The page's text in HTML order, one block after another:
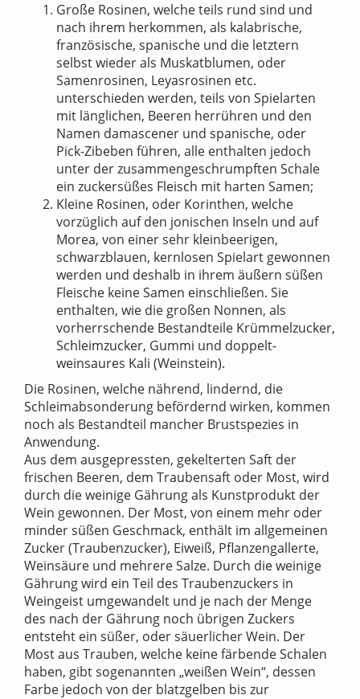
Große Rosinen, welche teils rund sind und
nach ihrem herkommen, als kalabrische,
französische, spanische und die letztern
selbst wieder als Muskatblumen, oder
Samenrosinen, Leyasrosinen etc.
unterschieden werden, teils von Spielarten
mit länglichen, Beeren herrühren und den
Namen damascener und spanische, oder
Pick-Zibeben führen, alle enthalten jedoch
unter der zusammengeschrumpften Schale
ein zuckersüßes Fleisch mit harten Samen;
Kleine Rosinen, oder Korinthen, welche
vorzüglich auf den jonischen Inseln und auf
Morea, von einer sehr kleinbeerigen,
schwarzblauen, kernlosen Spielart gewonnen
werden und deshalb in ihrem äußern süßen
Fleische keine Samen einschließen. Sie
enthalten, wie die großen Nonnen, als
vorherrschende Bestandteile Krümmelzucker,
Schleimzucker, Gummi und doppelt-
weinsaures Kali (Weinstein).
Die Rosinen, welche nährend, lindernd, die
Schleimabsonderung befördernd wirken, kommen
noch als Bestandteil mancher Brustspezies in
Anwendung.
Aus dem ausgepressten, gekelterten Saft der
frischen Beeren, dem Traubensaft oder Most, wird
durch die weinige Gährung als Kunstprodukt der
Wein gewonnen. Der Most, von einem mehr oder
minder süßen Geschmack, enthält im allgemeinen
Zucker (Traubenzucker), Eiweiß, Pflanzengallerte,
Weinsäure und mehrere Salze. Durch die weinige
Gährung wird ein Teil des Traubenzuckers in
Weingeist umgewandelt und je nach der Menge
des nach der Gährung noch übrigen Zuckers
entsteht ein süßer, oder säuerlicher Wein. Der
Most aus Trauben, welche keine färbende Schalen
haben, gibt sogenannten „weißen Wein“, dessen
Farbe jedoch von der blatzgelben bis zur